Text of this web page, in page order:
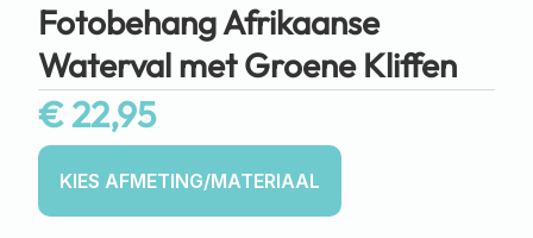
Fotobehang Afrikaanse
Waterval met Groene Kliffen
€22,95